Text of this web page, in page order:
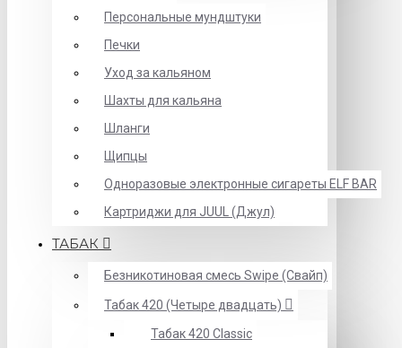
Персональные мундштуки
Печки
Уход за кальяном
Шахты для кальяна
Шланги
Щипцы
Одноразовые электронные сигареты ELF BAR
Картриджи для JUUL (Джул)
ТАБАК
Безникотиновая смесь Swipe (Свайп)
Табак 420 (Четыре двадцать)
Табак 420 Classic